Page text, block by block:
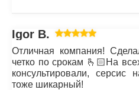
Igor B.
Отличная компания!
четко по срокам 🫰🏻На
консультировали,
тоже шикарный!